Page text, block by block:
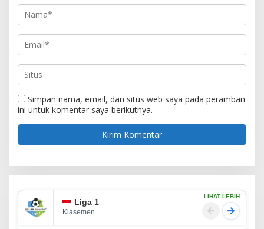
Simpan nama, email, dan situs web saya pada peramban
ini untuk komentar saya berikutnya.
Liga 1
Klasemen
LIHAT LEBIH